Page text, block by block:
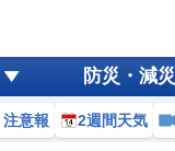
防災・減災
意報 2週間天気